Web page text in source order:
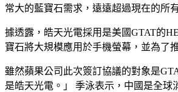
常大的藍寶石需求，遠遠超過現在的所
據透露，皓天光電採用是美國GTAT的
寶石將大規模應用於手機螢幕，並為了
雖然蘋果公司此次簽訂協議的對象是
是皓天光電。」 季泳表示，中國是全